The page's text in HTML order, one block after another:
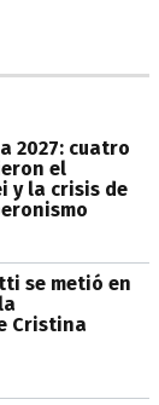
2027: cuatro
el
y la crisis de
se metió en
Cristina